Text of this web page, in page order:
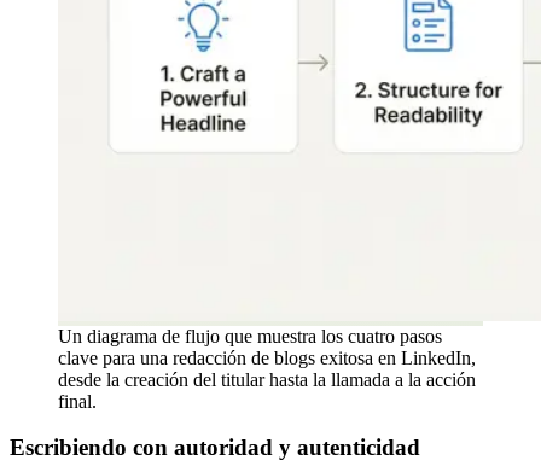
Un diagrama de flujo que muestra los cuatro pasos
clave para una redacción de blogs exitosa en LinkedIn,
desde la creación del titular hasta la llamada a la acción
final.
Escribiendo con autoridad y autenticidad